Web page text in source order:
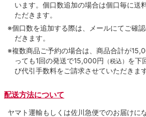
います。個口数追加の場合は個口毎に送
ただきます。
※個口数を追加する際は、メールにてご確
だきます。
※複数商品ご予約の場合は、商品合計が
っても1回の発送で15,000円 （税込） を下
び代引手数料をご請求させていただきます
配送方法について
ヤマト運輸もしくは佐川急便でのお届けに